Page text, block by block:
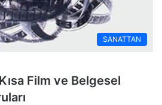
SANATTAN
Film ve Belgesel